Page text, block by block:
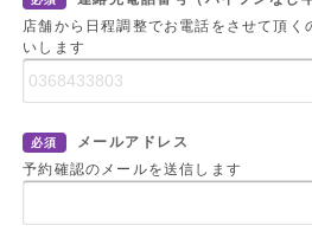
店舗から日程調整でお電話をさせて頂く
いします
必須
メールアドレス
予約確認のメールを送信します